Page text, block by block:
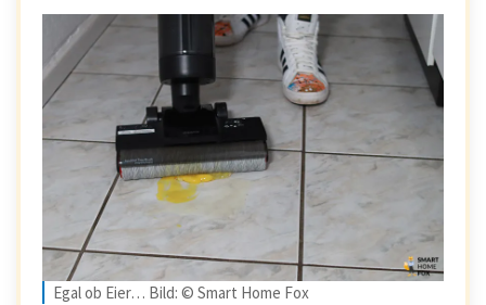
Egal ob Eier… Bild: © Smart Home Fox